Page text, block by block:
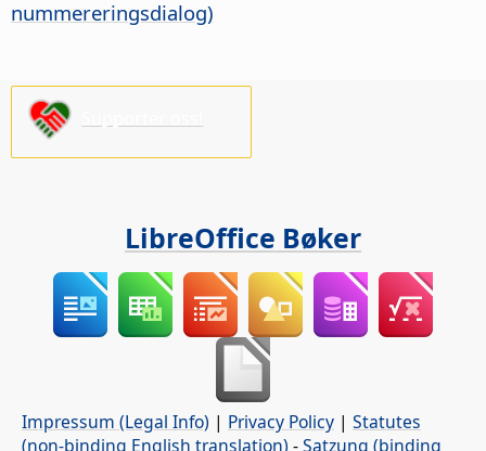
nummereringsdialog)
LibreOffice Bøker
Impressum (Legal Info) | Privacy Policy | Statutes
(non-binding English translation) -Satzung (binding